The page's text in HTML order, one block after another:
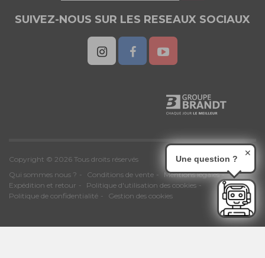
SUIVEZ-NOUS SUR LES RESEAUX SOCIAUX
Copyright © 2026 Tous droits réservés
Qui sommes nous ?
Conditions de vente
Mentions légales
Expédition et retour
Politique d'utilisation des cookies
Politique de confidentialité
Gestion des cookies
Une question ?
✕